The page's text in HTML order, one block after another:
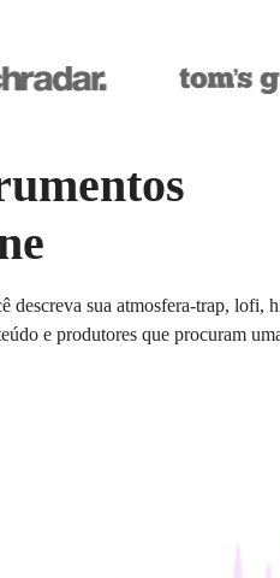
descreva sua atmosfera-trap, lofi,
e produtores que procuram